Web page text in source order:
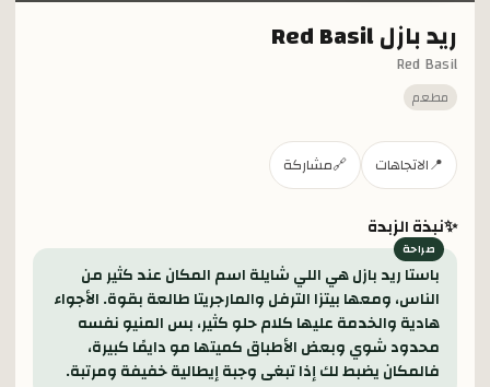
ريد بازل Red Basil
Red Basil
مطعم
📍الاتجاهات 🔗مشاركة
✨نبذة الزبدة
باستا ريد بازل هي اللي شايلة اسم المكان عند كثير من
الناس، ومعها بيتزا الترفل والمارجريتا طالعة بقوة. الأجواء
هادية والخدمة عليها كلام حلو كثير، بس المنيو نفسه
محدود شوي وبعض الأطباق كميتها مو دايمًا كبيرة،
فالمكان يضبط لك إذا تبغى وجبة إيطالية خفيفة ومرتبة.